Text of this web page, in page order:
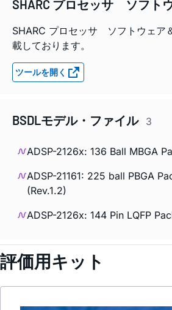
SHARC プロセッサ ソフト
SHARC プロセッサ ソフトウェア
載しております。
ツールを開く
BSDLモデル・ファイル 3
ADSP-2126x: 136 Ball MBGA
ADSP-21161: 225 ball PBGA
(Rev.1.2)
ADSP-2126x: 144 Pin LQFP
評価用キット